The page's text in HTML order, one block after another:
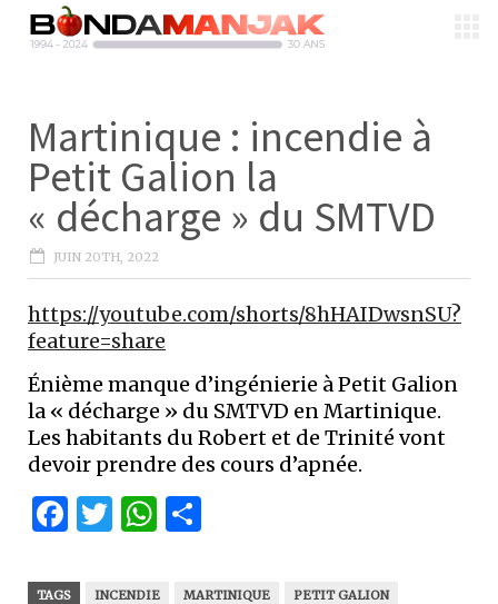
Martinique : incendie à
Petit Galion la
« décharge » du SMTVD
JUIN 20TH, 2022
https://youtube.com/shorts/8hHAIDwsnSU?
feature=share
Énième manque d’ingénierie à Petit Galion
la « décharge » du SMTVD en Martinique.
Les habitants du Robert et de Trinité vont
devoir prendre des cours d’apnée.
Facebook
Twitter
WhatsApp
TAGS INCENDIE MARTINIQUE
PETIT GALION